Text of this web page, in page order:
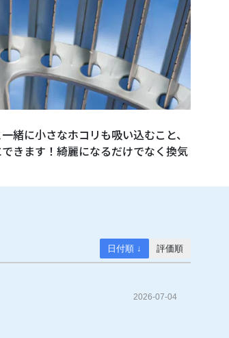
緒に小さなホコリも吸い込むこと、
きます！綺麗になるだけでなく換気
日付順 ↓ 評価順
2026-07-04